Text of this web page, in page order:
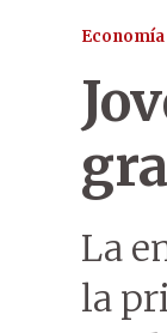
Economía
La
la